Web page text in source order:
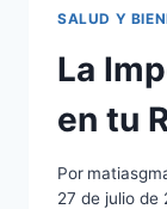
SALUD Y
La
en tu
Por
27 de julio de